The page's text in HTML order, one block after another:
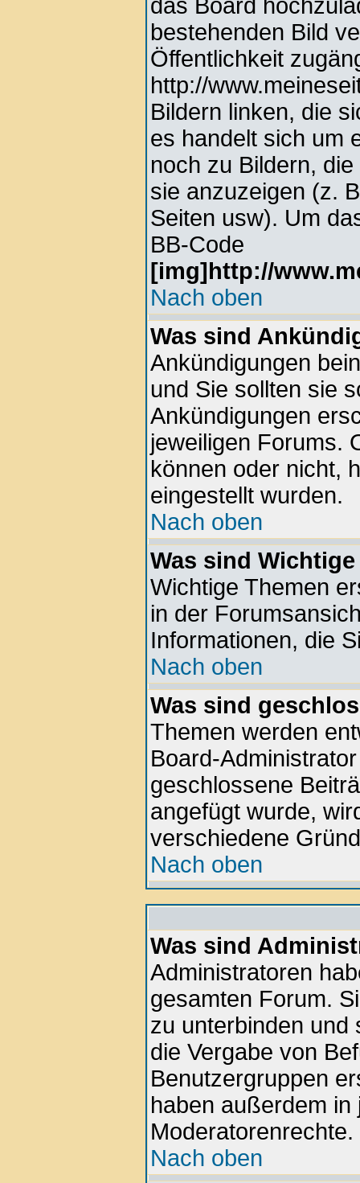
das Board
bestehenden Bild
Öffentlichkeit
http://
Bildern linken, die
es handelt sich um
noch zu Bildern,
sie anzuzeigen (z.
Seiten usw). Um
BB-Code
[img]http://
Nach oben
Was sind
Ankündigungen
und Sie sollten sie
Ankündigungen
jeweiligen Forums.
können oder nicht,
eingestellt wurden.
Nach oben
Was sind
Wichtige Themen
in der
Informationen, die
Nach oben
Was sind
Themen werden
Board-
geschlossene
angefügt wurde,
verschiedene
Nach oben
Was sind
Administratoren
gesamten Forum.
zu unterbinden und
die Vergabe von
Benutzergruppen
haben außerdem
Moderatorenrechte.
Nach oben